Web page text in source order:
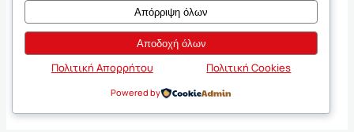
Απόρριψη όλων
Αποδοχή όλων
Πολιτική Απορρήτου Πολιτική Cookies
Powered by